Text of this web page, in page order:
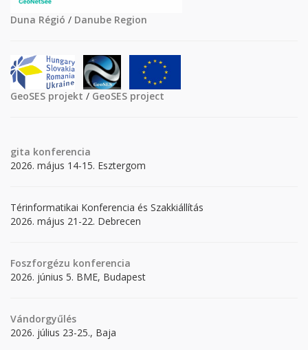
Duna Régió / Danube Region
GeoSES projekt / GeoSES project
gita konferencia
2026. május 14-15. Esztergom
Térinformatikai Konferencia és Szakkiállítás
2026. május 21-22. Debrecen
Foszforgézu konferencia
2026. június 5. BME, Budapest
Vándorgyűlés
2026. július 23-25., Baja